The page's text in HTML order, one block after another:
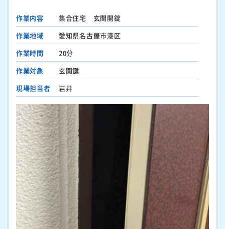
作業内容
集合住宅 玄関開錠
作業地域
愛知県名古屋市港区
作業時間
20分
作業対象
玄関鍵
現場担当者
岩井